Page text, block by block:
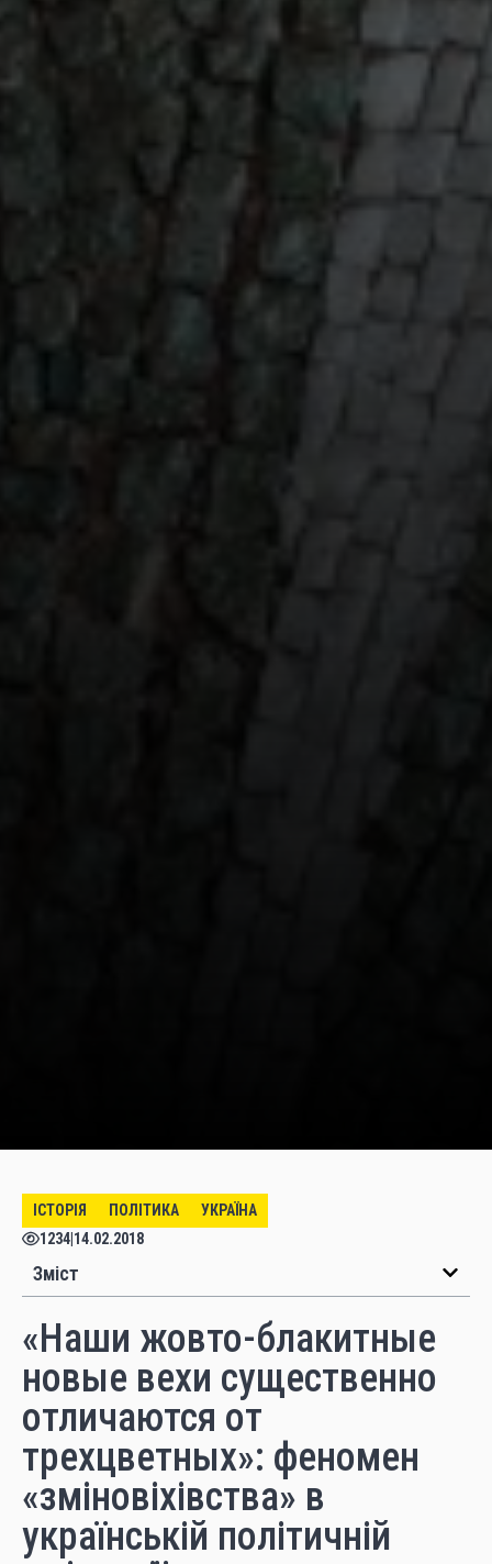
ІСТОРІЯ ПОЛІТИКА
УКРАЇНА
1234 14.02.2018
Зміст
«Наши жовто-блакитные
новые вехи существенно
отличаются от
трехцветных»: феномен
«зміновіхівства» в
українській політичній